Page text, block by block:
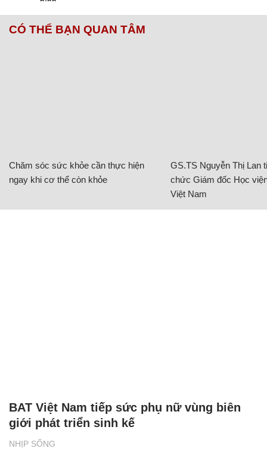
CÓ THỂ BẠN QUAN TÂM
Chăm sóc sức khỏe cần thực hiện
ngay khi cơ thể còn khỏe
GS.TS Nguyễn Thị Lan
chức Giám đốc Học
Việt Nam
NHỊP SỐNG
BAT Việt Nam tiếp sức phụ nữ vùng biên
giới phát triển sinh kế